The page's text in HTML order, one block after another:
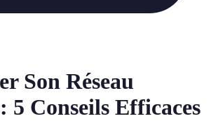
Son Réseau
Conseils Efficaces